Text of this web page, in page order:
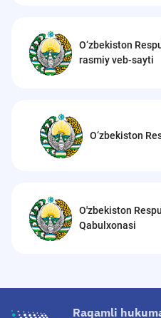
O‘zbekiston
rasmiy veb-sayti
O‘zbekiston
O'zbekiston
Qabulxonasi
Raqamli